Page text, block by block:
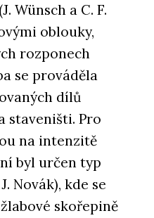
Wünsch a C. F.
oblouky,
rozponech
se prováděla
dílů
staveništi. Pro
na intenzitě
byl určen typ
Novák), kde se
skořepině